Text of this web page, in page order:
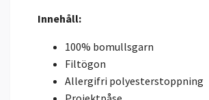
Innehåll:
100% bomullsgarn
Filtögon
Allergifri polyesterstoppning